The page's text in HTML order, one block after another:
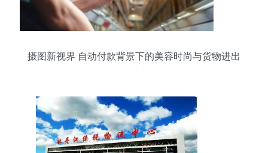
摄图新视界 自动付款背景下的美容时尚与货物进出